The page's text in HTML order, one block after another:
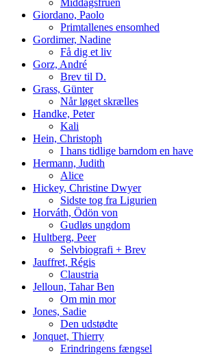
Giordano, Paolo
Primtallenes ensomhed
Gordimer, Nadine
Få dig et liv
Gorz, André
Brev til D.
Grass, Günter
Når løget skrælles
Handke, Peter
Kali
Hein, Christoph
I hans tidlige barndom en have
Hermann, Judith
Alice
Hickey, Christine Dwyer
Sidste tog fra Ligurien
Horváth, Ödön von
Gudløs ungdom
Hultberg, Peer
Selvbiografi + Brev
Jauffret, Régis
Claustria
Jelloun, Tahar Ben
Om min mor
Jones, Sadie
Den udstødte
Jonquet, Thierry
Erindringens fængsel